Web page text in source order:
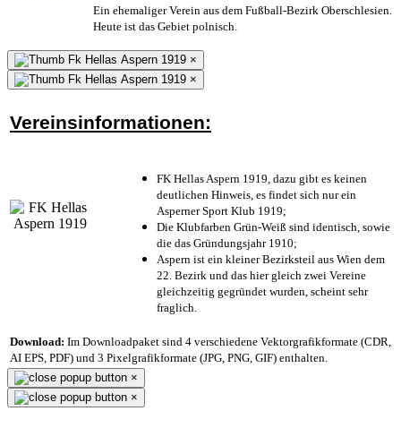
Ein ehemaliger Verein aus dem Fußball-Bezirk Oberschlesien.
Heute ist das Gebiet polnisch.
×
×
Vereinsinformationen:
FK Hellas Aspern 1919, dazu gibt es keinen
deutlichen Hinweis, es findet sich nur ein
Asperner Sport Klub 1919;
Die Klubfarben Grün-Weiß sind identisch, sowie
die das Gründungsjahr 1910;
Aspern ist ein kleiner Bezirksteil aus Wien dem
22. Bezirk und das hier gleich zwei Vereine
gleichzeitig gegründet wurden, scheint sehr
fraglich.
Download: Im Downloadpaket sind 4 verschiedene Vektorgrafikformate (CDR,
AI EPS, PDF) und 3 Pixelgrafikformate (JPG, PNG, GIF) enthalten.
×
×